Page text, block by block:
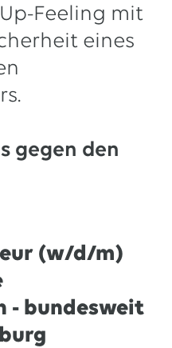
Feeling mit
eines
gegen den
(w/d/m)
- bundesweit